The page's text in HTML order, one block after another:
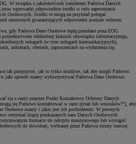
W związku z jakimkolwiek transferem Państwa Danych
wprowadzi odpowiednie środki w celu zapewnienia
Osobowych. Środki te mogą na przykład polegać
umownych gwarantujących odpowiedni poziom ochrony.
gdy Państwa Dane Osobowe będą przesłane poza EOG.
pośrednictwem oddzielnej klauzuli obowiązku informacyjnego,
usługach (w tym usługach komunikacyjnych),
ankietach, ofertach, zaproszeniach na wydarzenia itp.
tak przejrzyste, jak to tylko możliwe, tak aby mogli Państwo
jaki sposób mamy wykorzystywać Państwa Dane Osobowe.
się z nami poprzez Punkt Kontaktowy Ochrony Danych
się Państwo kontaktować w razie pytań lub wniosków?”), aby
Osobowe mamy i jakie jest ich pochodzenie. W pewnych
otrzymać kopię przekazanych nam Danych Osobowych
formacie do odczytu maszynowego lub wystąpić
do dowolnej, wybranej przez Państwa strony trzeciej.